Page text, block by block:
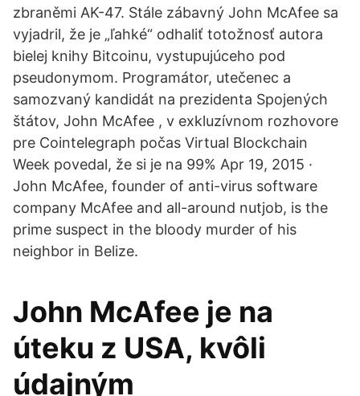
zbraněmi AK-47. Stále zábavný John McAfee sa
vyjadril, že je „ľahké“ odhaliť totožnosť autora
bielej knihy Bitcoinu, vystupujúceho pod
pseudonymom. Programátor, utečenec a
samozvaný kandidát na prezidenta Spojených
štátov, John McAfee , v exkluzívnom rozhovore
pre Cointelegraph počas Virtual Blockchain
Week povedal, že si je na 99% Apr 19, 2015 ·
John McAfee, founder of anti-virus software
company McAfee and all-around nutjob, is the
prime suspect in the bloody murder of his
neighbor in Belize.
John McAfee je na
úteku z USA, kvôli
údajným